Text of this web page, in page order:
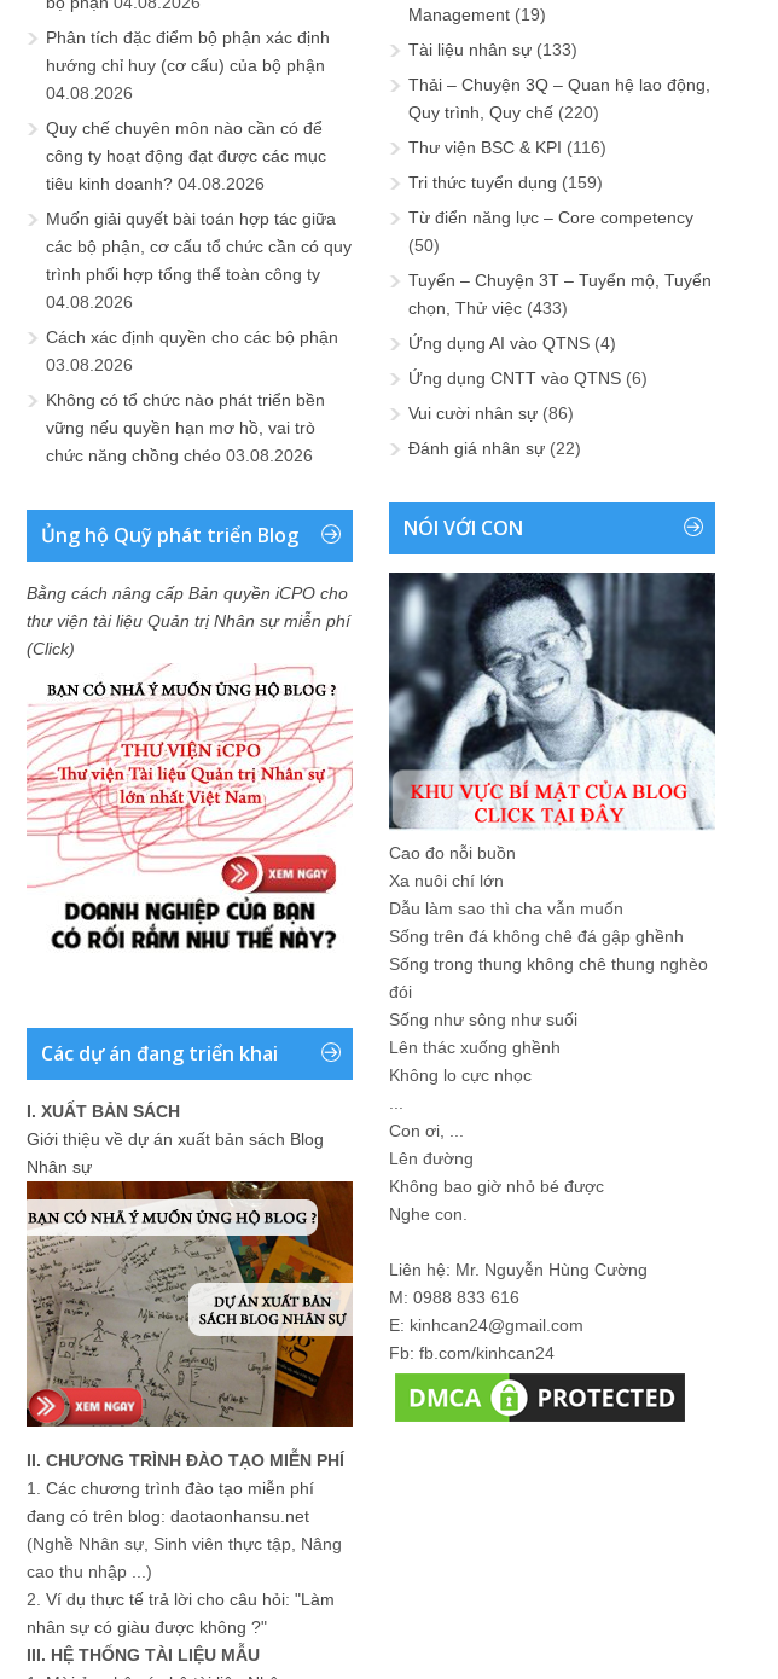
Phân tích đặc điểm bộ phận xác định
hướng chỉ huy (cơ cấu) của bộ phận
04.08.2026
Quy chế chuyên môn nào cần có để
công ty hoạt động đạt được các mục
tiêu kinh doanh? 04.08.2026
Muốn giải quyết bài toán hợp tác giữa
các bộ phận, cơ cấu tổ chức cần có quy
trình phối hợp tổng thể toàn công ty
04.08.2026
Cách xác định quyền cho các bộ phận
03.08.2026
Không có tổ chức nào phát triển bền
vững nếu quyền hạn mơ hồ, vai trò
chức năng chồng chéo 03.08.2026
Ủng hộ Quỹ phát triển Blog
Bằng cách nâng cấp Bản quyền iCPO cho
thư viện tài liệu Quản trị Nhân sự miễn phí
(Click)
Các dự án đang triển khai
I. XUẤT BẢN SÁCH
Giới thiệu về dự án xuất bản sách Blog
Nhân sự
II. CHƯƠNG TRÌNH ĐÀO TẠO MIỄN PHÍ
1. Các chương trình đào tạo miễn phí
đang có trên blog: daotaonhansu.net
(Nghề Nhân sự, Sinh viên thực tập, Nâng
cao thu nhập ...)
2. Ví dụ thực tế trả lời cho câu hỏi: "Làm
nhân sự có giàu được không ?"
III. HỆ THỐNG TÀI LIỆU MẪU
Management (19)
Tài liệu nhân sự (133)
Thải – Chuyện 3Q – Quan hệ lao động,
Quy trình, Quy chế (220)
Thư viện BSC & KPI (116)
Tri thức tuyển dụng (159)
Từ điển năng lực – Core competency
(50)
Tuyển – Chuyện 3T – Tuyển mộ, Tuyển
chọn, Thử việc (433)
Ứng dụng AI vào QTNS (4)
Ứng dụng CNTT vào QTNS (6)
Vui cười nhân sự (86)
Đánh giá nhân sự (22)
NÓI VỚI CON
Cao đo nỗi buồn
Xa nuôi chí lớn
Dẫu làm sao thì cha vẫn muốn
Sống trên đá không chê đá gập ghềnh
Sống trong thung không chê thung nghèo
đói
Sống như sông như suối
Lên thác xuống ghềnh
Không lo cực nhọc
Con ơi, ...
Lên đường
Không bao giờ nhỏ bé được
Nghe con.
Liên hệ: Mr. Nguyễn Hùng Cường
M: 0988 833 616
E: kinhcan24@gmail.com
Fb: fb.com/kinhcan24